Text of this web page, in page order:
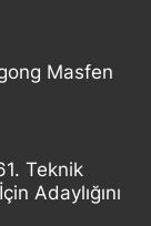
Masfen
Teknik
Adaylığını